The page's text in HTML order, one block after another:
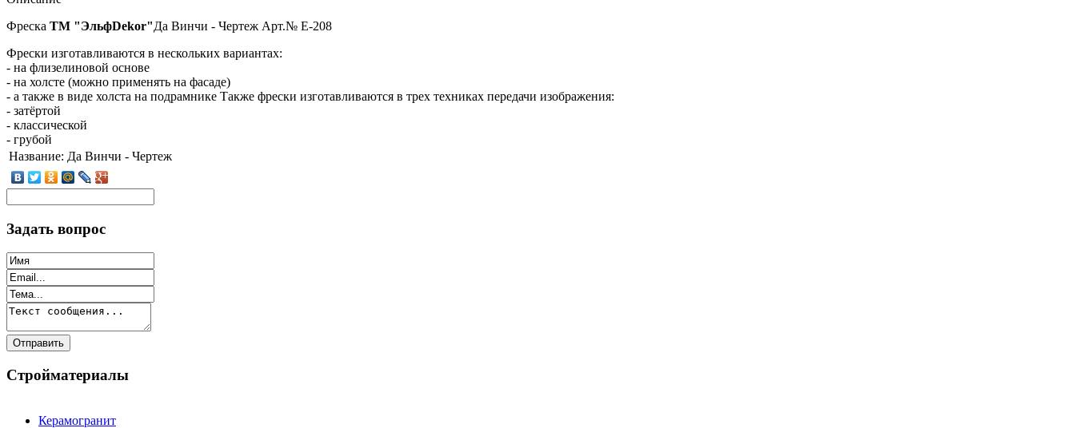
Фреска ТМ "ЭльфDekor"Да Винчи - Чертеж Арт.№ E-208
Фрески изготавливаются в нескольких вариантах:
- на флизелиновой основе
- на холсте (можно применять на фасаде)
- а также в виде холста на подрамнике Также фрески изготавливаются в трех техниках передачи изображения:
- затёртой
- классической
- грубой
Название: Да Винчи - Чертеж
Задать вопрос
Стройматериалы
Керамогранит